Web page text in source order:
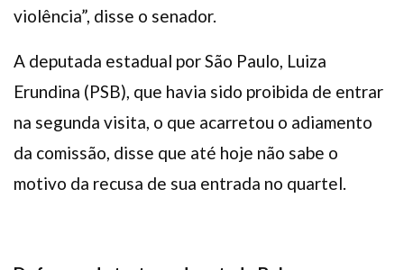
violência”, disse o senador.
A deputada estadual por São Paulo, Luiza
Erundina (PSB), que havia sido proibida de entrar
na segunda visita, o que acarretou o adiamento
da comissão, disse que até hoje não sabe o
motivo da recusa de sua entrada no quartel.